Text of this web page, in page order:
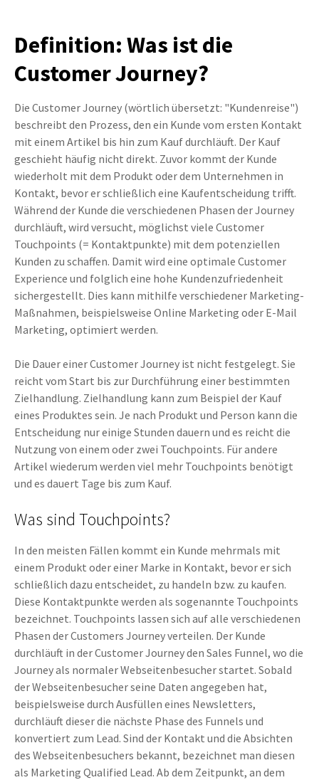
Definition: Was ist die
Customer Journey?
Die Customer Journey (wörtlich übersetzt: "Kundenreise")
beschreibt den Prozess, den ein Kunde vom ersten Kontakt
mit einem Artikel bis hin zum Kauf durchläuft. Der Kauf
geschieht häufig nicht direkt. Zuvor kommt der Kunde
wiederholt mit dem Produkt oder dem Unternehmen in
Kontakt, bevor er schließlich eine Kaufentscheidung trifft.
Während der Kunde die verschiedenen Phasen der Journey
durchläuft, wird versucht, möglichst viele Customer
Touchpoints (= Kontaktpunkte) mit dem potenziellen
Kunden zu schaffen. Damit wird eine optimale Customer
Experience und folglich eine hohe Kundenzufriedenheit
sichergestellt. Dies kann mithilfe verschiedener Marketing-
Maßnahmen, beispielsweise Online Marketing oder E-Mail
Marketing, optimiert werden.
Die Dauer einer Customer Journey ist nicht festgelegt. Sie
reicht vom Start bis zur Durchführung einer bestimmten
Zielhandlung. Zielhandlung kann zum Beispiel der Kauf
eines Produktes sein. Je nach Produkt und Person kann die
Entscheidung nur einige Stunden dauern und es reicht die
Nutzung von einem oder zwei Touchpoints. Für andere
Artikel wiederum werden viel mehr Touchpoints benötigt
und es dauert Tage bis zum Kauf.
Was sind Touchpoints?
In den meisten Fällen kommt ein Kunde mehrmals mit
einem Produkt oder einer Marke in Kontakt, bevor er sich
schließlich dazu entscheidet, zu handeln bzw. zu kaufen.
Diese Kontaktpunkte werden als sogenannte Touchpoints
bezeichnet. Touchpoints lassen sich auf alle verschiedenen
Phasen der Customers Journey verteilen. Der Kunde
durchläuft in der Customer Journey den Sales Funnel, wo die
Journey als normaler Webseitenbesucher startet. Sobald
der Webseitenbesucher seine Daten angegeben hat,
beispielsweise durch Ausfüllen eines Newsletters,
durchläuft dieser die nächste Phase des Funnels und
konvertiert zum Lead. Sind der Kontakt und die Absichten
des Webseitenbesuchers bekannt, bezeichnet man diesen
als Marketing Qualified Lead. Ab dem Zeitpunkt, an dem